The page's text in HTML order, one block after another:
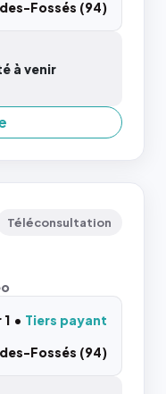
Fossés (94)
à venir
Téléconsultation
Tiers payant
Fossés (94)